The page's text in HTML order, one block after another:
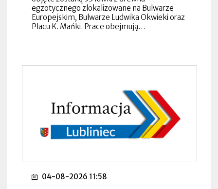
egzotycznego zlokalizowane na Bulwarze
Europejskim, Bulwarze Ludwika Okwieki oraz
Placu K. Mańki. Prace obejmują…
04-08-2026 11:58